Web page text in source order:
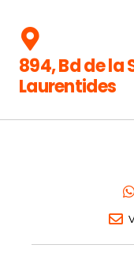
894, Bd de la
Laurentides